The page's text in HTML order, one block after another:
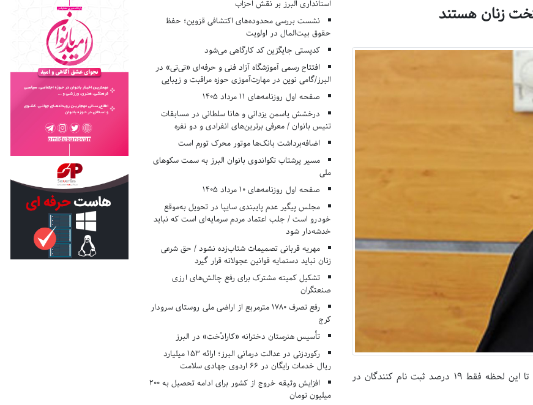
ایرنا نوشت؛ مدیرکل امور بانوان شهرداری تهران اعلام کرد: تا این لحظه فقط ۱۹ درصد ثبت نام کنندگان در
استانداری البرز بر نقش احزاب
نشست بررسی محدوده‌های اکتشافی قزوین؛ حفظ
حقوق بیت‌المال در اولویت
کدپستی جایگزین کد کارگاهی می‌شود
افتتاح رسمی آموزشگاه آزاد فنی و حرفه‌ای «تی‌تی» در
البرز/گامی نوین در مهارت‌آموزی حوزه مراقبت و زیبایی
صفحه اول روزنامه‌های 11 مرداد 1405
درخشش یاسمن یزدانی و هانا سلطانی در مسابقات
تنیس بانوان / معرفی برترین‌های انفرادی و دو نفره
اضافه‌برداشت بانک‌ها موتور محرک تورم است
مسیر پرشتاب تکواندوی بانوان البرز به سمت سکوهای
ملی
صفحه اول روزنامه‌های 10 مرداد 1405
مجلس پیگیر عدم پایبندی سایپا در تحویل به‌موقع
خودرو است / جلب اعتماد مردم سرمایه‌ای است که نباید
خدشه‌دار شود
مهریه قربانی تصمیمات شتاب‌زده نشود / حق شرعی
زنان نباید دستمایه قوانین عجولانه قرار گیرد
تشکیل کمیته مشترک برای رفع چالش‌های ارزی
صنعتگران
رفع تصرف ۱۷۸۰ مترمربع از اراضی ملی روستای سرودار
کرج
تأسیس هنرستان دخترانه «کارادُخت» در البرز
رکوردزنی در عدالت درمانی البرز؛ ارائه ۱۵۳ میلیارد
ریال خدمات رایگان در ۶۶ اردوی جهادی سلامت
افزایش وثیقه خروج از کشور برای ادامه تحصیل به ۲۰۰
میلیون تومان